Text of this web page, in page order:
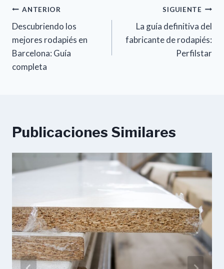
Navegación
de
entradas
ANTERIOR
Descubriendo los
mejores rodapiés en
Barcelona: Guía
completa
SIGUIENTE
La guía definitiva del
fabricante de rodapiés:
Perfilstar
Publicaciones Similares